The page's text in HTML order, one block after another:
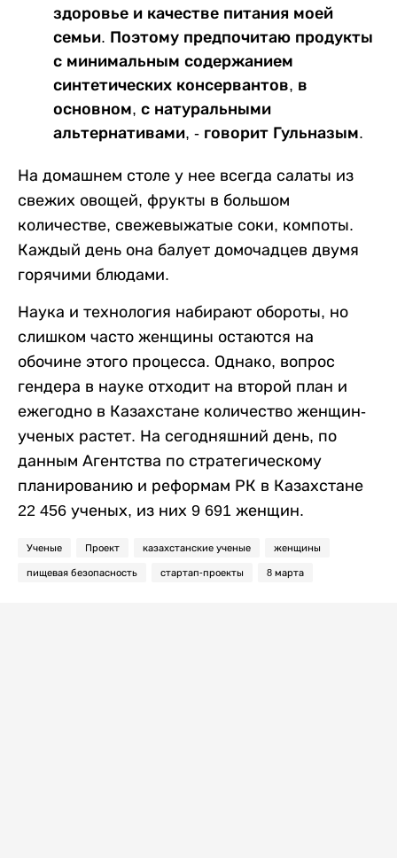
здоровье и качестве питания моей
семьи. Поэтому предпочитаю продукты
с минимальным содержанием
синтетических консервантов, в
основном, с натуральными
альтернативами, - говорит Гульназым.
На домашнем столе у нее всегда салаты из
свежих овощей, фрукты в большом
количестве, свежевыжатые соки, компоты.
Каждый день она балует домочадцев двумя
горячими блюдами.
Наука и технология набирают обороты, но
слишком часто женщины остаются на
обочине этого процесса. Однако, вопрос
гендера в науке отходит на второй план и
ежегодно в Казахстане количество женщин-
ученых растет. На сегодняшний день, по
данным Агентства по стратегическому
планированию и реформам РК в Казахстане
22 456 ученых, из них 9 691 женщин.
Ученые Проект казахстанские ученые женщины
пищевая безопасность стартап-проекты 8 марта